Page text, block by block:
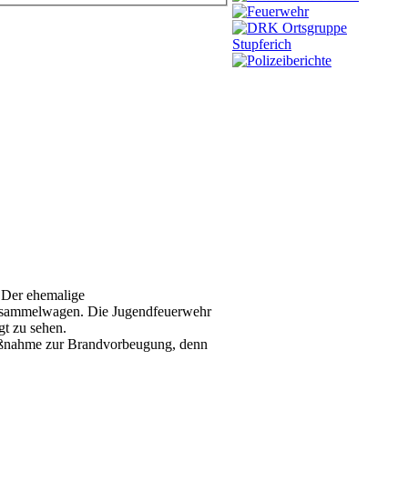
ehemalige
Die Jugendfeuerwehr
zu sehen.
zur Brandvorbeugung, denn